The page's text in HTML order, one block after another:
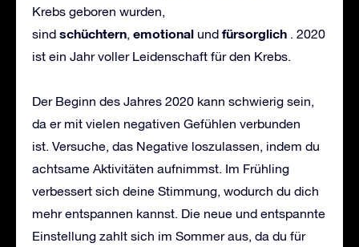
Krebs geboren wurden,
sind schüchtern, emotional und fürsorglich . 2020
ist ein Jahr voller Leidenschaft für den Krebs.
Der Beginn des Jahres 2020 kann schwierig sein,
da er mit vielen negativen Gefühlen verbunden
ist. Versuche, das Negative loszulassen, indem du
achtsame Aktivitäten aufnimmst. Im Frühling
verbessert sich deine Stimmung, wodurch du dich
mehr entspannen kannst. Die neue und entspannte
Einstellung zahlt sich im Sommer aus, da du für